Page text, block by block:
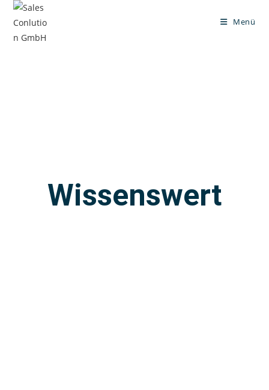
Menü
Wissenswert